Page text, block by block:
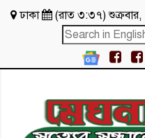
ঢাকা (রাত ৩:৩৭)শুক্রবার,